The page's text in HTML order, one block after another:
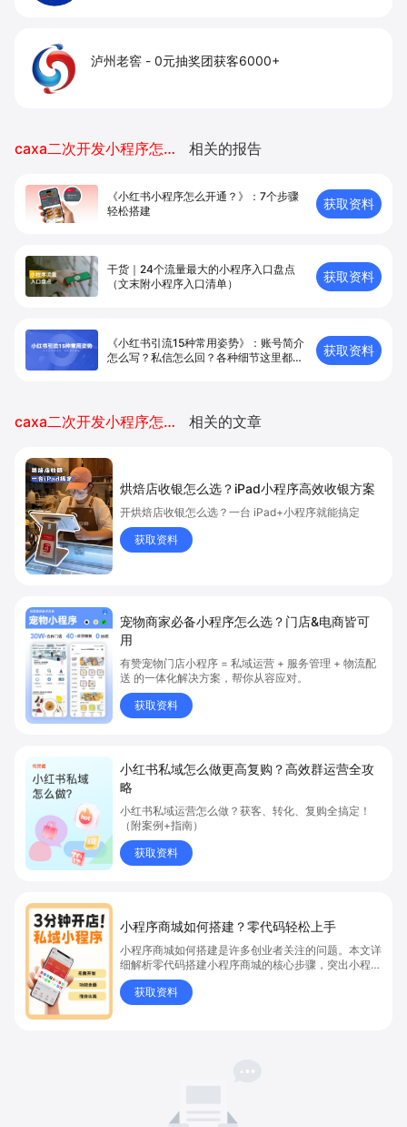
泸州老窖 - 0元抽奖团获客6000+
caxa二次开发小程序怎么安装不上 相关的报告
《小红书小程序怎么开通？》：7个步骤
轻松搭建
获取资料
干货｜24个流量最大的小程序入口盘点
（文末附小程序入口清单）
获取资料
《小红书引流15种常用姿势》：账号简介
怎么写？私信怎么回？各种细节这里都
获取资料
caxa二次开发小程序怎么安装不上 相关的文章
烘焙店收银怎么选？iPad小程序高效收银方案
开烘焙店收银怎么选？一台 iPad+小程序就能搞定
获取资料
宠物商家必备小程序怎么选？门店&电商皆可
用
有赞宠物门店小程序 = 私域运营 + 服务管理 + 物流配
送 的一体化解决方案，帮你从容应对。
获取资料
小红书私域怎么做更高复购？高效群运营全攻
略
小红书私域运营怎么做？获客、转化、复购全搞定！
（附案例+指南）
获取资料
小程序商城如何搭建？零代码轻松上手
小程序商城如何搭建是许多创业者关注的问题。本文详
细解析零代码搭建小程序商城的核心步骤，突出小程序
商城、商城搭建与零代码开店优势，帮助你轻松实现商
品上架、全渠道销售及高效会员运营，快速开启线上卖
货新模式。点击获取详细操作指南！
获取资料